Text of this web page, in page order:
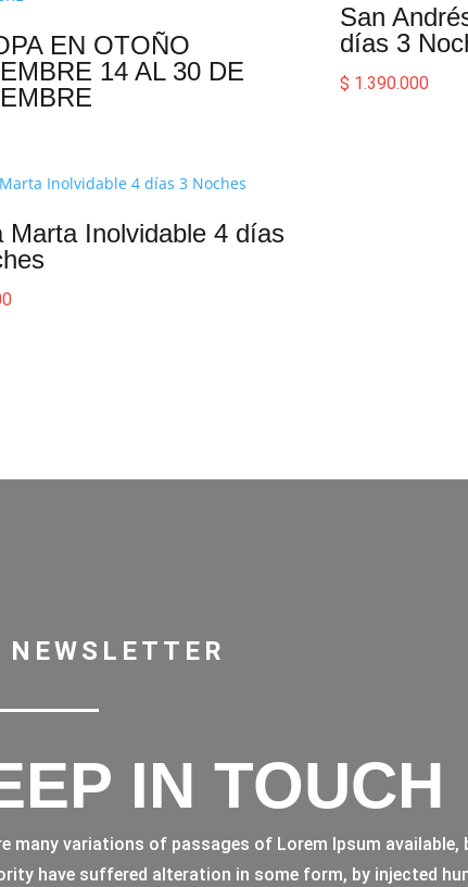
EN OTOÑO
14 AL 30 DE
San
días 3
$ 1.390.000
Marta Inolvidable 4 días
NEWSLETTER
IN TOUCH
many variations of passages of Lorem Ipsum available,
have suffered alteration in some form, by injected